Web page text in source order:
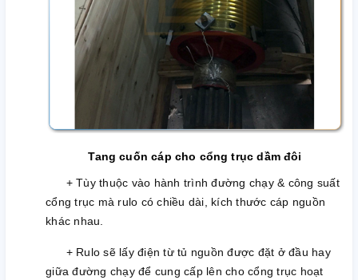
Tang cuốn cáp cho cổng trục dầm đôi
+ Tùy thuộc vào hành trình đường chạy & công suất
cổng trục mà rulo có chiều dài, kích thước cáp nguồn
khác nhau.
+ Rulo sẽ lấy điện từ tủ nguồn được đặt ở đầu hay
giữa đường chạy để cung cấp lên cho cổng trục hoạt